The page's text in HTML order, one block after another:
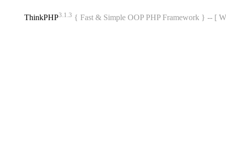
ThinkPHP3.1.3 { Fast & Simple OOP PHP Framework } -- [